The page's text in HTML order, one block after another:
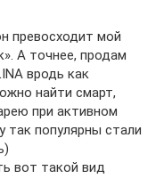
превосходит мой
А точнее, продам
вродь как
найти смарт,
при активном
популярны стали
вот такой вид